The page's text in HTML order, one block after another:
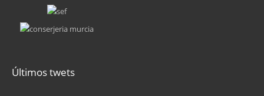
Últimos twets